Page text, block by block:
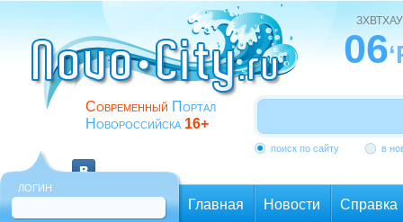
Современный Портал
Новороссийска 16+
ЗХВТХАУ
06
поиск по сайту в
ЛОГИН
Главная Новости Справка